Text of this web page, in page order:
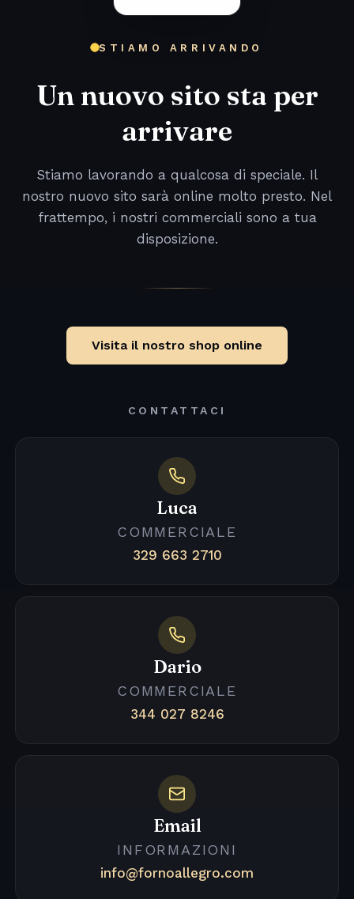
STIAMO ARRIVANDO
Un nuovo sito sta per
arrivare
Stiamo lavorando a qualcosa di speciale. Il
nostro nuovo sito sarà online molto presto. Nel
frattempo, i nostri commerciali sono a tua
disposizione.
Visita il nostro shop online
CONTATTACI
Luca
COMMERCIALE
329 663 2710
Dario
COMMERCIALE
344 027 8246
Email
INFORMAZIONI
info@fornoallegro.com